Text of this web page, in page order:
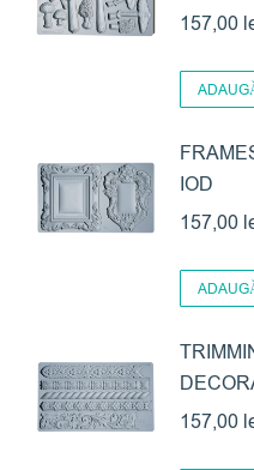
157,00
IOD
157,00
157,00